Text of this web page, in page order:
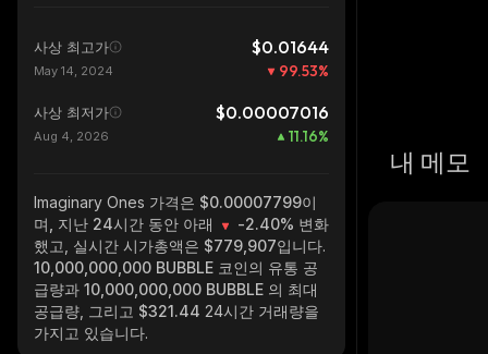
사상 최고가 $0.01644
May 14, 2024 99.53%
사상 최저가 $0.00007016
Aug 4, 2026 11.16%
Imaginary Ones 가격은 $0.00007799이
며, 지난 24시간 동안 아래
-2.40% 변화
했고, 실시간 시가총액은 $779,907입니다.
10,000,000,000 BUBBLE 코인의 유통 공
급량과 10,000,000,000 BUBBLE 의 최대
공급량, 그리고 $321.44 24시간 거래량을
가지고 있습니다.
내 메모